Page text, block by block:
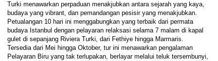
Turki menawarkan perpaduan menakjubkan antara sejarah yang kaya,
budaya yang vibrant, dan pemandangan pesisir yang menakjubkan.
Petualangan 10 hari ini menggabungkan yang terbaik dari permata
budaya Istanbul dengan pelayaran relaksasi selama 7 malam di kapal
gulet di sepanjang Riviera Turki, dari Fethiye hingga Marmaris.
Tersedia dari Mei hingga Oktober, tur ini menawarkan pengalaman
Pelayaran Biru yang tak terlupakan, berlayar melalui teluk tersembunyi,